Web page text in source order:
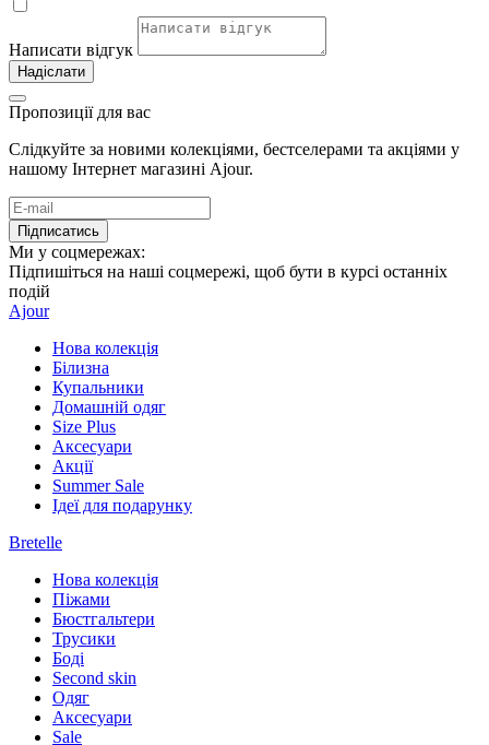
Написати відгук
Надіслати
Пропозиції для вас
Слідкуйте за новими колекціями, бестселерами та акціями у
нашому Інтернет магазині Ajour.
Підписатись
Ми у соцмережах:
Підпишіться на наші соцмережі, щоб бути в курсі останніх
подій
Ajour
Нова колекція
Білизна
Купальники
Домашній одяг
Size Plus
Аксесуари
Акції
Summer Sale
Ідеї для подарунку
Bretelle
Нова колекція
Піжами
Бюстгальтери
Трусики
Боді
Second skin
Одяг
Аксесуари
Sale